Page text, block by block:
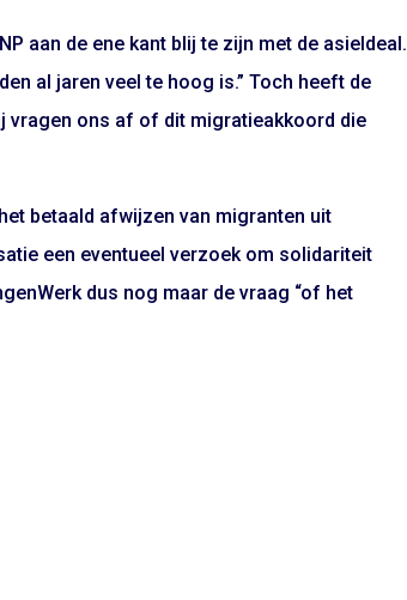
aan de ene kant blij te zijn met de asieldeal.
al jaren veel te hoog is.” Toch heeft de
vragen ons af of dit migratieakkoord die
betaald afwijzen van migranten uit
een eventueel verzoek om solidariteit
dus nog maar de vraag “of het